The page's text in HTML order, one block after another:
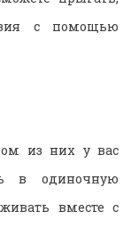
с помощью
из них у вас
в одиночную
вместе с